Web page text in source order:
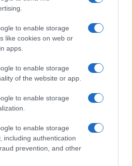
to enable storage
like cookies on web or
apps.
to enable storage
of the website or app.
to enable storage
to enable storage
including authentication
prevention, and other
: comprendre les différences